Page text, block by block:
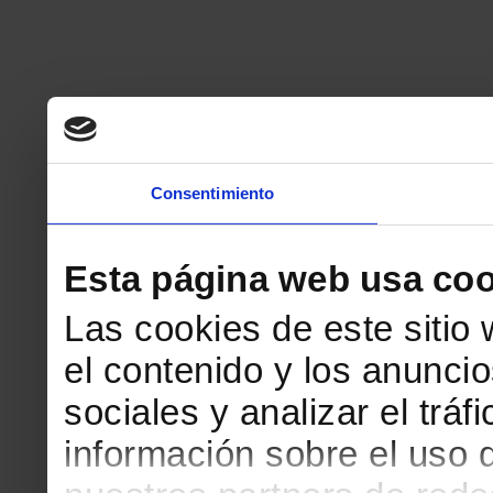
Consentimiento
Esta página web usa
Las cookies de este sitio
el contenido y los
sociales y analizar el
información sobre el uso